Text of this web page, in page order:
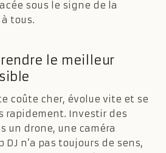
sous le signe de la
tous.
le meilleur
coûte cher, évolue vite et se
rapidement. Investir des
un drone, une caméra
DJ n’a pas toujours de sens,